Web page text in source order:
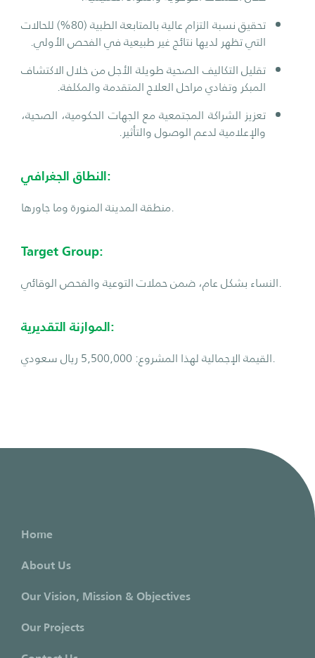
تحقيق نسبة التزام عالية بالمتابعة الطبية (80%) للحالات
التي تظهر لديها نتائج غير طبيعية في الفحص الأولي.
تقليل التكاليف الصحية طويلة الأجل من خلال الاكتشاف
المبكر وتفادي مراحل العلاج المتقدمة والمكلفة.
تعزيز الشراكة المجتمعية مع الجهات الحكومية، الصحية،
والإعلامية لدعم الوصول والتأثير.
النطاق الجغرافي:
منطقة المدينة المنورة وما جاورها.
Target Group:
النساء بشكل عام، ضمن حملات التوعية والفحص الوقائي.
الموازنة التقديرية:
القيمة الإجمالية لهذا المشروع: 5,500,000 ريال سعودي.
Home
About Us
Our Vision, Mission & Objectives
Our Projects